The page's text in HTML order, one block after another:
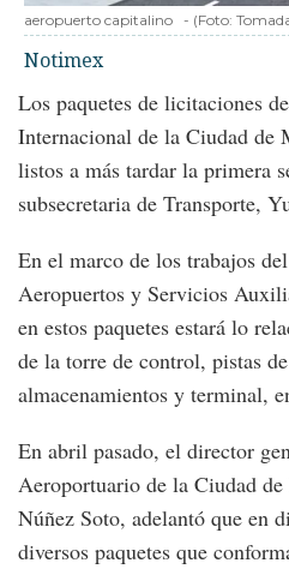
aeropuerto capitalino - (Foto:
Notimex
Los paquetes de licitaciones
Internacional de la Ciudad
listos a más tardar la primera
subsecretaria de Transporte,
En el marco de los trabajos
Aeropuertos y Servicios
en estos paquetes estará lo
de la torre de control, pistas
almacenamientos y terminal,
En abril pasado, el director
Aeroportuario de la Ciudad
Núñez Soto, adelantó que en
diversos paquetes que